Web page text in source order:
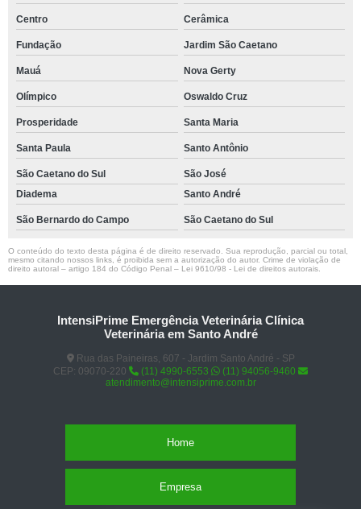
Centro Cerâmica
Fundação Jardim São Caetano
Mauá Nova Gerty
Olímpico Oswaldo Cruz
Prosperidade Santa Maria
Santa Paula Santo Antônio
São Caetano do Sul
São José
Diadema
Santo André
São Bernardo do Campo São Caetano do Sul
O conteúdo do texto desta página é de direito reservado. Sua reprodução, parcial ou total,
mesmo citando nossos links, é proibida sem a autorização do autor. Crime de violação de
direito autoral – artigo 184 do Código Penal – Lei 9610/98 - Lei de direitos autorais
IntensiPrime Emergência Veterinária Clínica
Veterinária em Santo André
Rua das Paineiras, 607 - Jardim Santo André - SP
CEP: 09070-220
(11) 4990-6553
(11) 94056-9460
atendimento@intensiprime.com.br
Home
Empresa